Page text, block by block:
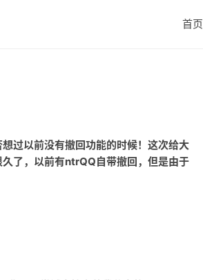
首页
过以前没有撤回功能的时候！这次给大
了，以前有ntrQQ自带撤回，但是由于